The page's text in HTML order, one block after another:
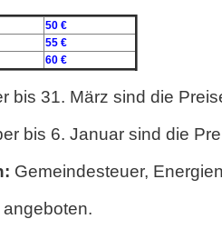
50 €
55 €
60 €
bis 31. März sind die
bis 6. Januar sind die
Gemeindesteuer,